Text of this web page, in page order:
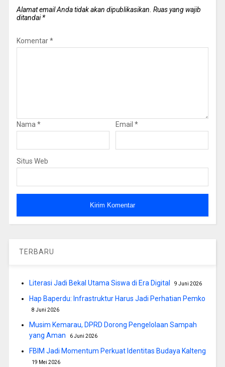
Alamat email Anda tidak akan dipublikasikan. Ruas yang wajib
ditandai*
Komentar*
Nama * Email *
Situs Web
TERBARU
Literasi Jadi Bekal Utama Siswa di Era Digital 9 Juni 2026
Hap Baperdu: Infrastruktur Harus Jadi Perhatian Pemko
8 Juni 2026
Musim Kemarau, DPRD Dorong Pengelolaan Sampah
yang Aman
6 Juni 2026
FBIM Jadi Momentum Perkuat Identitas Budaya Kalteng
19 Mei 2026